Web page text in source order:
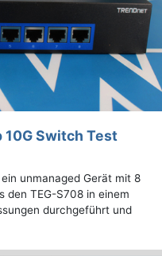
10G Switch Test
unmanaged Gerät mit 8
den TEG-S708 in einem
durchgeführt und